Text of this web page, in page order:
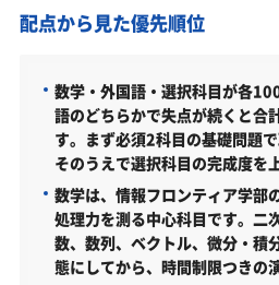
金沢工業大学情報フロンテ
受験勉強を始めるのが遅く
ロンティア学部に合格でき
大学受験対策いつから始め
のポイント
不登校・高卒認定者・通信
報フロンティア学部受験も
配点から見た優先順位
数学・外国語・選択科目が各
語のどちらかで失点が続くと合
す。まず必須2科目の基礎問題で
そのうえで選択科目の完成度を
数学は、情報フロンティア学部
処理力を測る中心科目です。二
数、数列、ベクトル、微分・積
態にしてから、時間制限つきの